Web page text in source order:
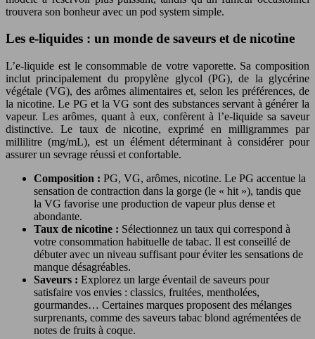
trouvera son bonheur avec un pod system simple.
Les e-liquides : un monde de saveurs et de nicotine
L’e-liquide est le consommable de votre vaporette. Sa composition
inclut principalement du propylène glycol (PG), de la glycérine
végétale (VG), des arômes alimentaires et, selon les préférences, de
la nicotine. Le PG et la VG sont des substances servant à générer la
vapeur. Les arômes, quant à eux, confèrent à l’e-liquide sa saveur
distinctive. Le taux de nicotine, exprimé en milligrammes par
millilitre (mg/mL), est un élément déterminant à considérer pour
assurer un sevrage réussi et confortable.
Composition : PG, VG, arômes, nicotine. Le PG accentue la
sensation de contraction dans la gorge (le « hit »), tandis que
la VG favorise une production de vapeur plus dense et
abondante.
Taux de nicotine : Sélectionnez un taux qui correspond à
votre consommation habituelle de tabac. Il est conseillé de
débuter avec un niveau suffisant pour éviter les sensations de
manque désagréables.
Saveurs : Explorez un large éventail de saveurs pour
satisfaire vos envies : classics, fruitées, mentholées,
gourmandes… Certaines marques proposent des mélanges
surprenants, comme des saveurs tabac blond agrémentées de
notes de fruits à coque.